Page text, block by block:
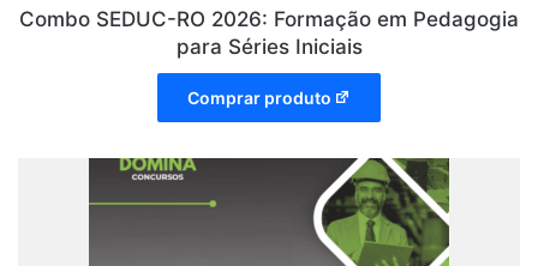
Combo SEDUC-RO 2026: Formação em Pedagogia
para Séries Iniciais
Comprar produto